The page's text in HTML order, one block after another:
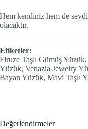
Hem kendiniz hem de
olacaktır.
Etiketler:
Firuze Taşlı Gümüş
Yüzük, Venazia Jewelry
Bayan Yüzük, Mavi Taşlı
Değerlendirmeler